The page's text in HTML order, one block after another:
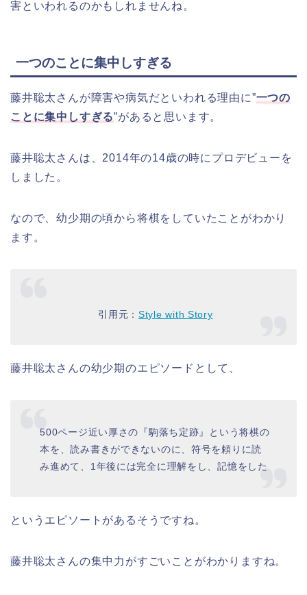
害といわれるのかもしれませんね。
一つのことに集中しすぎる
藤井聡太さんが障害や病気だといわれる理由に”一つの
ことに集中しすぎる”があると思います。
藤井聡太さんは、2014年の14歳の時にプロデビューを
しました。
なので、幼少期の頃から将棋をしていたことがわかり
ます。
引用元：Style with Story
藤井聡太さんの幼少期のエピソードとして、
500ページ近い厚さの『駒落ち定跡』という将棋の
本を、読み書きができないのに、符号を頼りに読
み進めて、1年後には完全に理解をし、記憶をした
というエピソートがあるそうですね。
藤井聡太さんの集中力がすごいことがわかりますね。